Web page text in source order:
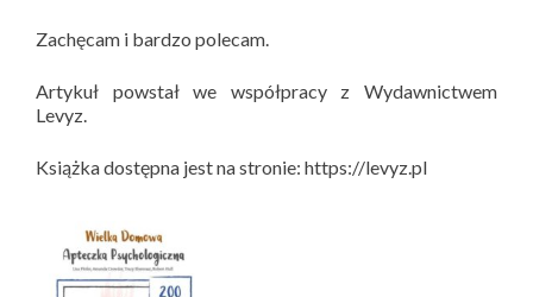
Zachęcam i bardzo polecam.
Artykuł powstał we współpracy z Wydawnictwem
Levyz.
Książka dostępna jest na stronie: https://levyz.pl